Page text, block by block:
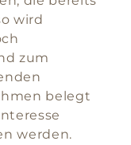
wird
zum
belegt
werden.